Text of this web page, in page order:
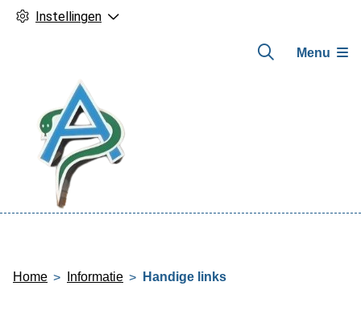
Instellingen
Menu
Home Informatie Handige links